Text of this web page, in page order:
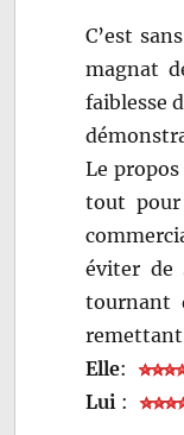
C’est
magnat
faiblesse
Le
tout
éviter de
tournant
remettant
Elle:
Lui :